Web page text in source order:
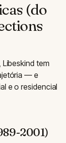
(do
tem
— e
e o residencial
2001)